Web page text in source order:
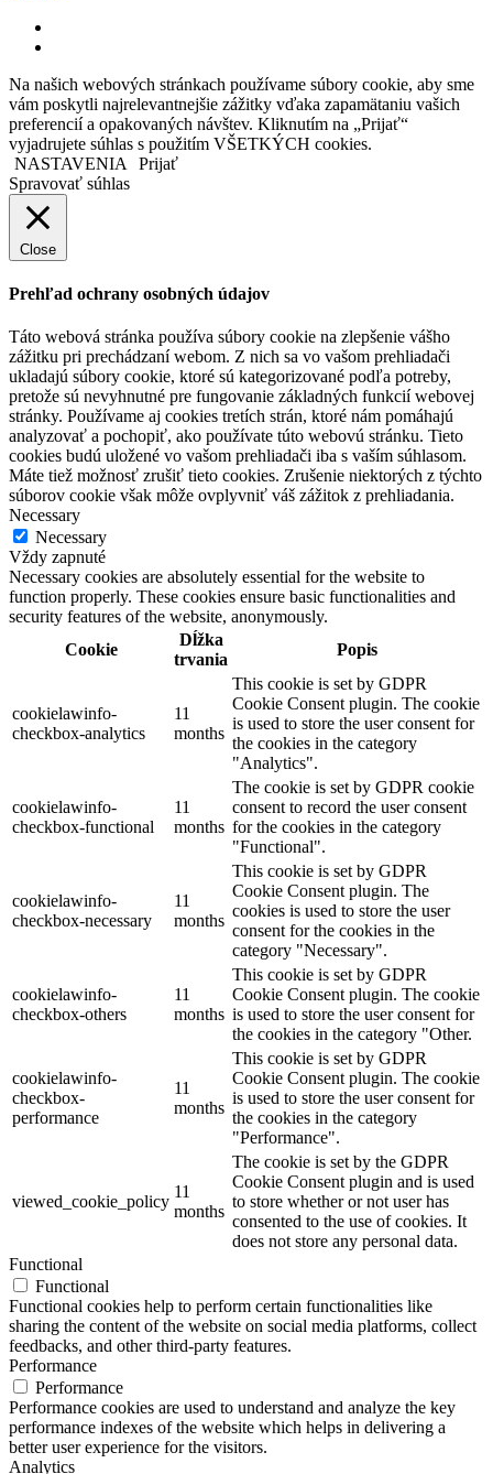
Na našich webových stránkach používame súbory cookie, aby sme
vám poskytli najrelevantnejšie zážitky vďaka zapamätaniu vašich
preferencií a opakovaných návštev. Kliknutím na „Prijať“
vyjadrujete súhlas s použitím VŠETKÝCH cookies.
NASTAVENIA
Prijať
Spravovať súhlas
Close
Prehľad ochrany osobných údajov
Táto webová stránka používa súbory cookie na zlepšenie vášho
zážitku pri prechádzaní webom. Z nich sa vo vašom prehliadači
ukladajú súbory cookie, ktoré sú kategorizované podľa potreby,
pretože sú nevyhnutné pre fungovanie základných funkcií webovej
stránky. Používame aj cookies tretích strán, ktoré nám pomáhajú
analyzovať a pochopiť, ako používate túto webovú stránku. Tieto
cookies budú uložené vo vašom prehliadači iba s vaším súhlasom.
Máte tiež možnosť zrušiť tieto cookies. Zrušenie niektorých z týchto
súborov cookie však môže ovplyvniť váš zážitok z prehliadania.
Necessary
Necessary
Vždy zapnuté
Necessary cookies are absolutely essential for the website to
function properly. These cookies ensure basic functionalities and
security features of the website, anonymously.
Cookie
Dĺžka
trvania
Popis
cookielawinfo-
checkbox-analytics
11
months
This cookie is set by GDPR
Cookie Consent plugin. The cookie
is used to store the user consent for
the cookies in the category
"Analytics".
cookielawinfo-
checkbox-functional
11
months
The cookie is set by GDPR cookie
consent to record the user consent
for the cookies in the category
"Functional".
cookielawinfo-
checkbox-necessary
11
months
This cookie is set by GDPR
Cookie Consent plugin. The
cookies is used to store the user
consent for the cookies in the
category "Necessary".
cookielawinfo-
checkbox-others
11
months
This cookie is set by GDPR
Cookie Consent plugin. The cookie
is used to store the user consent for
the cookies in the category "Other.
cookielawinfo-
checkbox-
performance
11
months
This cookie is set by GDPR
Cookie Consent plugin. The cookie
is used to store the user consent for
the cookies in the category
"Performance".
viewed_cookie_policy
11
months
The cookie is set by the GDPR
Cookie Consent plugin and is used
to store whether or not user has
consented to the use of cookies. It
does not store any personal data.
Functional
Functional
Functional cookies help to perform certain functionalities like
sharing the content of the website on social media platforms, collect
feedbacks, and other third-party features.
Performance
Performance
Performance cookies are used to understand and analyze the key
performance indexes of the website which helps in delivering a
better user experience for the visitors.
Analytics